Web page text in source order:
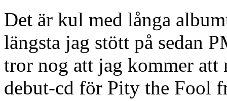
Det är kul med långa
längsta jag stött på sedan
tror nog att jag kommer
debut-cd för Pity the Fool